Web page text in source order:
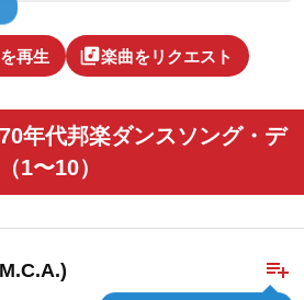
再生 library_music楽曲をリクエスト
年代邦楽ダンスソング・デ
1〜10）
playlist_add